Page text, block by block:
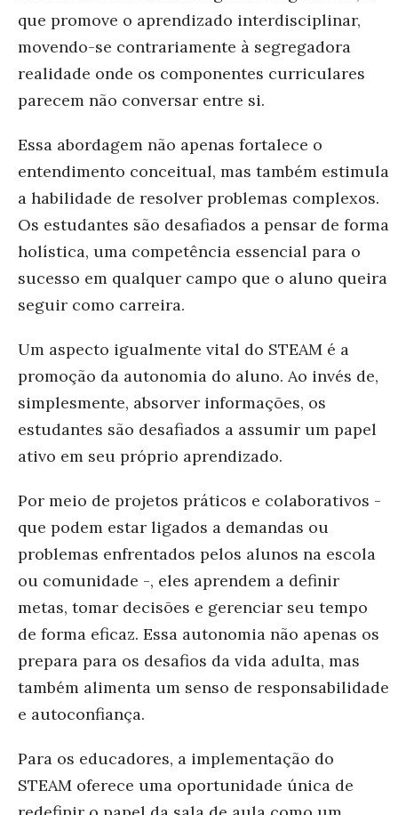
que promove o aprendizado interdisciplinar,
movendo-se contrariamente à segregadora
realidade onde os componentes curriculares
parecem não conversar entre si.
Essa abordagem não apenas fortalece o
entendimento conceitual, mas também estimula
a habilidade de resolver problemas complexos.
Os estudantes são desafiados a pensar de forma
holística, uma competência essencial para o
sucesso em qualquer campo que o aluno queira
seguir como carreira.
Um aspecto igualmente vital do STEAM é a
promoção da autonomia do aluno. Ao invés de,
simplesmente, absorver informações, os
estudantes são desafiados a assumir um papel
ativo em seu próprio aprendizado.
Por meio de projetos práticos e colaborativos -
que podem estar ligados a demandas ou
problemas enfrentados pelos alunos na escola
ou comunidade -, eles aprendem a definir
metas, tomar decisões e gerenciar seu tempo
de forma eficaz. Essa autonomia não apenas os
prepara para os desafios da vida adulta, mas
também alimenta um senso de responsabilidade
e autoconfiança.
Para os educadores, a implementação do
STEAM oferece uma oportunidade única de